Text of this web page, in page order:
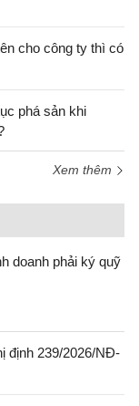
cho công ty thì có
phá sản khi
Xem thêm
doanh phải ký quỹ
định 239/2026/NĐ-